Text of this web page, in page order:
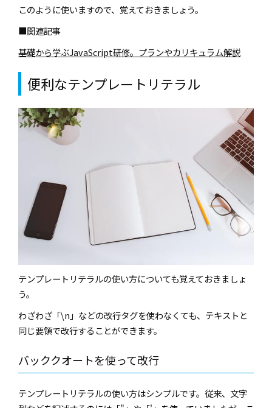
このように使いますので、覚えておきましょう。
■関連記事
基礎から学ぶJavaScript研修。プランやカリキュラム解説
便利なテンプレートリテラル
テンプレートリテラルの使い方についても覚えておきましょ
う。
わざわざ「\n」などの改行タグを使わなくても、テキストと
同じ要領で改行することができます。
バッククオートを使って改行
テンプレートリテラルの使い方はシンプルです。従来、文字